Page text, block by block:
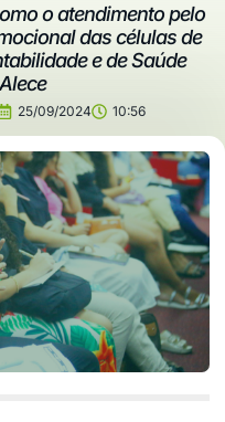
o atendimento pelo
das células de
e de Saúde
25/09/2024 10:56